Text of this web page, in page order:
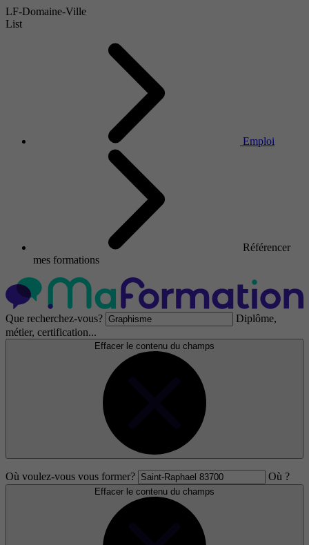
LF-Domaine-Ville
List
Emploi
Référencer
mes formations
Que recherchez-vous?
Diplôme,
métier, certification...
Effacer le contenu du champs
Où voulez-vous vous former? Où ?
Effacer le contenu du champs